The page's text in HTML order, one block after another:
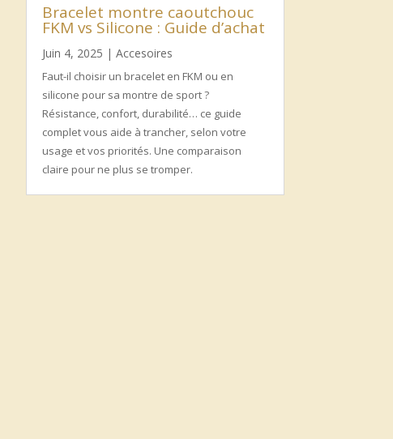
Bracelet montre caoutchouc
FKM vs Silicone : Guide d’achat
Juin 4, 2025 | Accesoires
Faut-il choisir un bracelet en FKM ou en
silicone pour sa montre de sport ?
Résistance, confort, durabilité… ce guide
complet vous aide à trancher, selon votre
usage et vos priorités. Une comparaison
claire pour ne plus se tromper.